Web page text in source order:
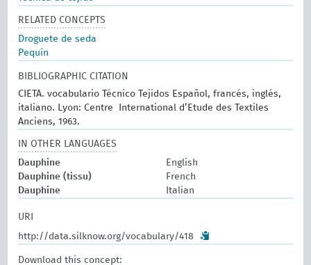
RELATED CONCEPTS
Droguete de seda
Pequín
BIBLIOGRAPHIC CITATION
CIETA. vocabulario Técnico Tejidos Español, francés, inglés,
italiano. Lyon: Centre International d’Etude des Textiles
Anciens, 1963.
IN OTHER LANGUAGES
Dauphine
English
Dauphine (tissu)
French
Dauphine
Italian
URI
http://data.silknow.org/vocabulary/418
Download this concept: